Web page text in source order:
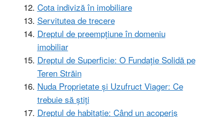
Cota indiviză în imobiliare
Servitutea de trecere
Dreptul de preempțiune în domeniu
imobiliar
Dreptul de Superficie: O Fundație Solidă pe
Teren Străin
Nuda Proprietate și Uzufruct Viager: Ce
trebuie să știți
Dreptul de habitație: Când un acoperiș